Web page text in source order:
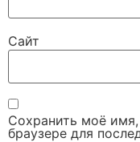
Сайт
Сохранить моё
браузере для